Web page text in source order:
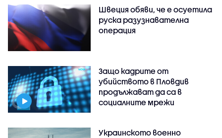
Швеция обяви, че е осуетила
руска разузнавателна
операция
Защо кадрите от
убийството в Пловдив
продължават да са в
социалните мрежи
Украинското военно